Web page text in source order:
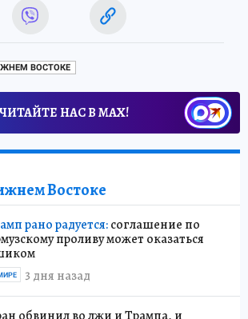
ВОСТОКЕ
ЧИТАЙТЕ НАС В МАХ!
Востоке
рано радуется:соглашение по
проливу может оказаться
3 дня назад
обвинил во лжи и Трампа, и